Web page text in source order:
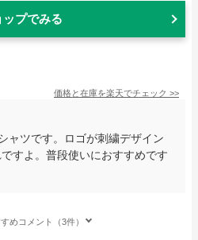
ップでみる
価格と在庫を楽天でチェック >>
ャツです。ロゴが刺繍デザイン
すよ。普段使いにおすすめです
めコメント（3件）